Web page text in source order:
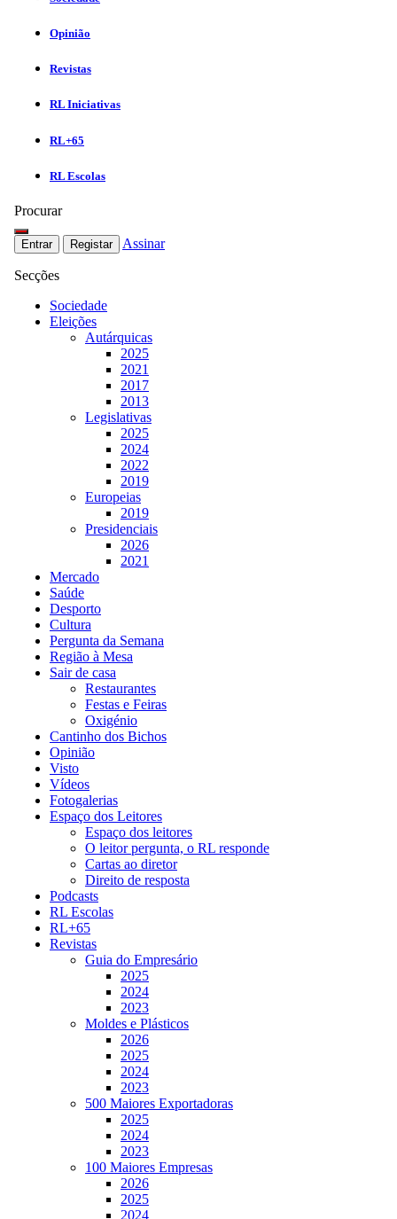
Opinião
Revistas
RL Iniciativas
RL+65
RL Escolas
Procurar
Entrar Registar Assinar
Secções
Sociedade
Eleições
Autárquicas
2025
2021
2017
2013
Legislativas
2025
2024
2022
2019
Europeias
2019
Presidenciais
2026
2021
Mercado
Saúde
Desporto
Cultura
Pergunta da Semana
Região à Mesa
Sair de casa
Restaurantes
Festas e Feiras
Oxigénio
Cantinho dos Bichos
Opinião
Visto
Vídeos
Fotogalerias
Espaço dos Leitores
Espaço dos leitores
O leitor pergunta, o RL responde
Cartas ao diretor
Direito de resposta
Podcasts
RL Escolas
RL+65
Revistas
Guia do Empresário
2025
2024
2023
Moldes e Plásticos
2026
2025
2024
2023
500 Maiores Exportadoras
2025
2024
2023
100 Maiores Empresas
2026
2025
2024